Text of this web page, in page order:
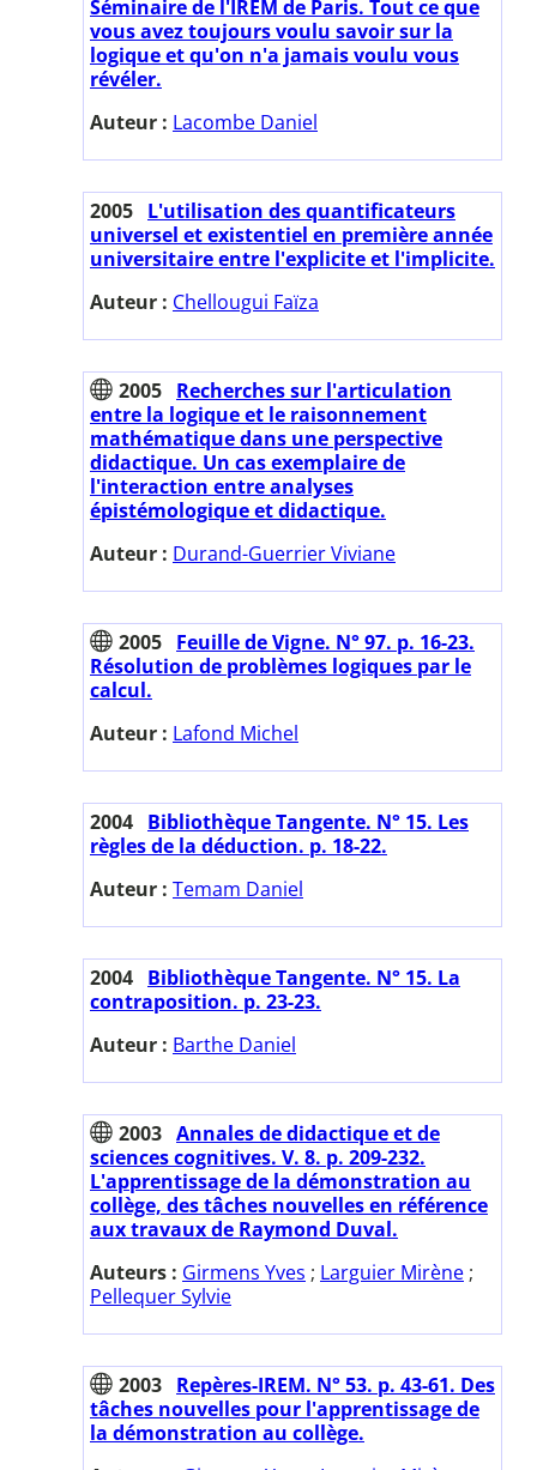
Séminaire de l'IREM de Paris. Tout ce que
vous avez toujours voulu savoir sur la
logique et qu'on n'a jamais voulu vous
révéler.
Auteur : Lacombe Daniel
2005 L'utilisation des quantificateurs
universel et existentiel en première année
universitaire entre l'explicite et l'implicite.
Auteur : Chellougui Faïza
2005 Recherches sur l'articulation
entre la logique et le raisonnement
mathématique dans une perspective
didactique. Un cas exemplaire de
l'interaction entre analyses
épistémologique et didactique.
Auteur : Durand-Guerrier Viviane
2005 Feuille de Vigne. N° 97. p. 16-23.
Résolution de problèmes logiques par le
calcul.
Auteur : Lafond Michel
2004 Bibliothèque Tangente. N° 15. Les
règles de la déduction. p. 18-22.
Auteur : Temam Daniel
2004 Bibliothèque Tangente. N° 15. La
contraposition. p. 23-23.
Auteur : Barthe Daniel
2003 Annales de didactique et de
sciences cognitives. V. 8. p. 209-232.
L'apprentissage de la démonstration au
collège, des tâches nouvelles en référence
aux travaux de Raymond Duval.
Auteurs : Girmens Yves ; Larguier Mirène ;
Pellequer Sylvie
2003 Repères-IREM. N° 53. p. 43-61. Des
tâches nouvelles pour l'apprentissage de
la démonstration au collège.